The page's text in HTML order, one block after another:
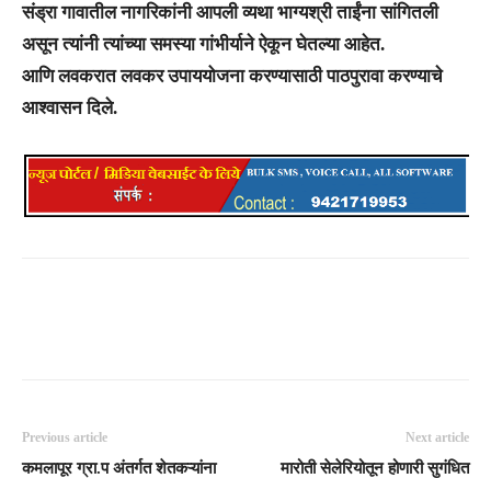
संड्रा गावातील नागरिकांनी आपली व्यथा भाग्यश्री ताईंना सांगितली
असून त्यांनी त्यांच्या समस्या गांभीर्याने ऐकून घेतल्या आहेत.
आणि लवकरात लवकर उपाययोजना करण्यासाठी पाठपुरावा करण्याचे
आश्वासन दिले.
Previous article
कमलापूर ग्रा.प अंतर्गत शेतकऱ्यांना
Next article
मारोती सेलेरियोतून होणारी सुगंधित